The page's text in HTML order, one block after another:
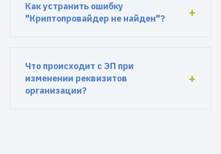
Как устранить ошибку
"Криптопровайдер не найден"?
Что происходит с ЭП при
изменении реквизитов
организации?